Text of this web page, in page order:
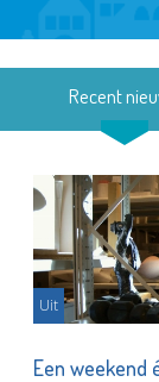
Recent
Uit
Een weekend